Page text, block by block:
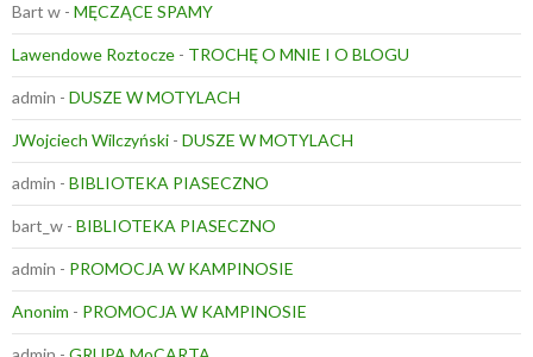
Bart w - MĘCZĄCE SPAMY
Lawendowe Roztocze - TROCHĘ O MNIE I O BLOGU
admin - DUSZE W MOTYLACH
JWojciech Wilczyński - DUSZE W MOTYLACH
admin - BIBLIOTEKA PIASECZNO
bart_w - BIBLIOTEKA PIASECZNO
admin - PROMOCJA W KAMPINOSIE
Anonim - PROMOCJA W KAMPINOSIE